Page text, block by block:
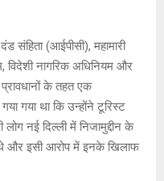
संहिता (आईपीसी), महामारी
विदेशी नागरिक अधिनियम और
के तहत एक
गया था कि उन्होंने टूरिस्ट
नई दिल्ली में निजामुद्दीन के
थे और इसी आरोप में इनके खिलाफ